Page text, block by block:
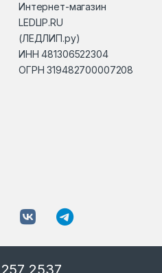
Интернет-магазин
LEDLIP.RU
(ЛЕДЛИП.ру)
ИНН 481306522304
ОГРН 319482700007208